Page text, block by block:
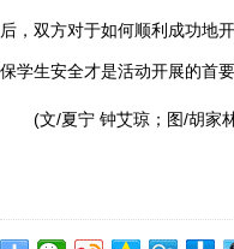
后，双方对于如何顺利成功地
保学生安全才是活动开展的首要
(文/夏宁 钟艾琼；图/胡家